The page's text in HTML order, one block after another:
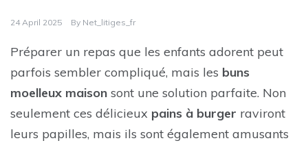
24 April 2025 By Net_litiges_fr
Préparer un repas que les enfants adorent peut
parfois sembler compliqué, mais les buns
moelleux maison sont une solution parfaite. Non
seulement ces délicieux pains à burger raviront
leurs papilles, mais ils sont également amusants